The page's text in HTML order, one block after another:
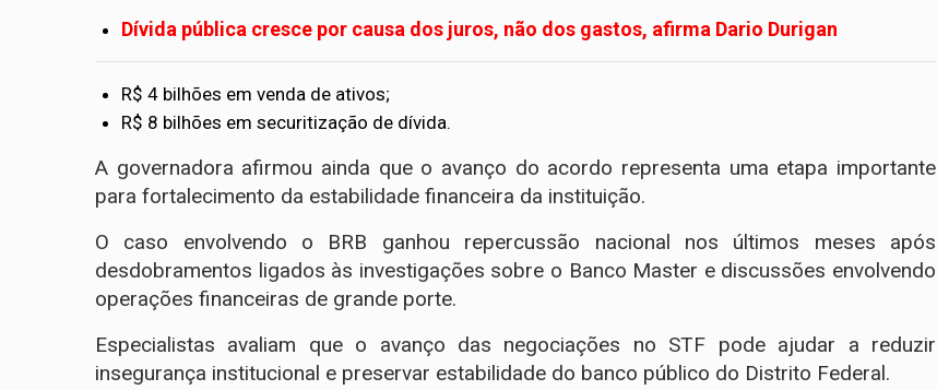
Dívida pública cresce por causa dos juros, não dos gastos, afirma Dario Durigan
R$ 4 bilhões em venda de ativos;
R$ 8 bilhões em securitização de dívida.
A governadora afirmou ainda que o avanço do acordo representa uma etapa importante
para fortalecimento da estabilidade financeira da instituição.
O caso envolvendo o BRB ganhou repercussão nacional nos últimos meses após
desdobramentos ligados às investigações sobre o Banco Master e discussões envolvendo
operações financeiras de grande porte.
Especialistas avaliam que o avanço das negociações no STF pode ajudar a reduzir
insegurança institucional e preservar estabilidade do banco público do Distrito Federal.